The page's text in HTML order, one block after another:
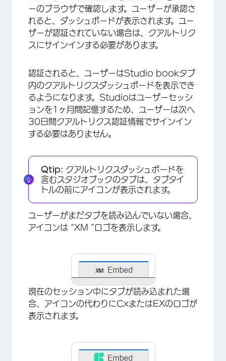
ーのブラウザで確認します。ユーザーが承認さ
れると、ダッシュボードが表示されます。ユー
ザーが認証されていない場合は、クアルトリク
スにサインインする必要があります。
認証されると、ユーザーはStudio bookタブ
内のクアルトリクスダッシュボードを表示でき
るようになります。Studioはユーザーセッシ
ョンを1ヶ月間記憶するため、ユーザーは次へ
30日間クアルトリクス認証情報でサインイン
する必要はありません。
Qtip: クアルトリクスダッシュボードを
含むスタジオブックのタブは、タブタイ
トルの前にアイコンが表示されます。
ユーザーがまだタブを読み込んでいない場合、
アイコンは “XM “ロゴを表示します。
現在のセッション中にタブが読み込まれた場
合、アイコンの代わりにCxまたはEXのロゴが
表示されます。